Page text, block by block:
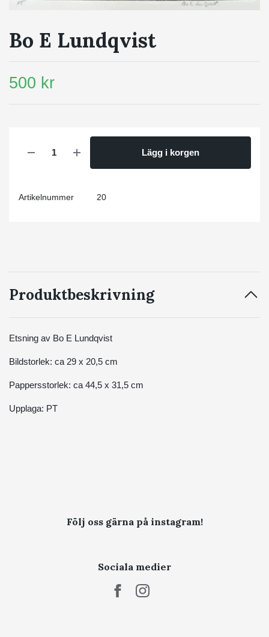
Bo E Lundqvist
500 kr
Lägg i korgen
Artikelnummer 20
Produktbeskrivning
Etsning av Bo E Lundqvist
Bildstorlek: ca 29 x 20,5 cm
Pappersstorlek: ca 44,5 x 31,5 cm
Upplaga: PT
Följ oss gärna på instagram!
Sociala medier